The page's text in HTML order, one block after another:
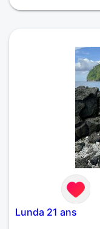
Lunda 21 ans